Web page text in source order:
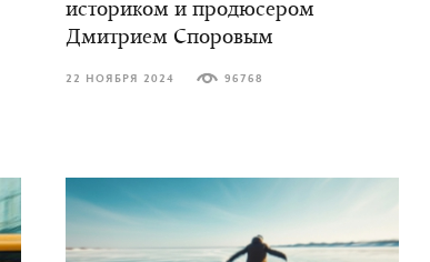
историком и продюсером
Дмитрием Споровым
22 НОЯБРЯ 2024 96768